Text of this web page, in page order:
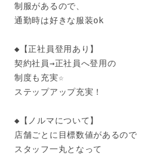
制服があるので、
通勤時は好きな服装ok
◆【正社員登用あり】
契約社員→正社員へ登用の
制度も充実☆
ステップアップ充実！
◆【ノルマについて】
店舗ごとに目標数値があるので
スタッフ一丸となって